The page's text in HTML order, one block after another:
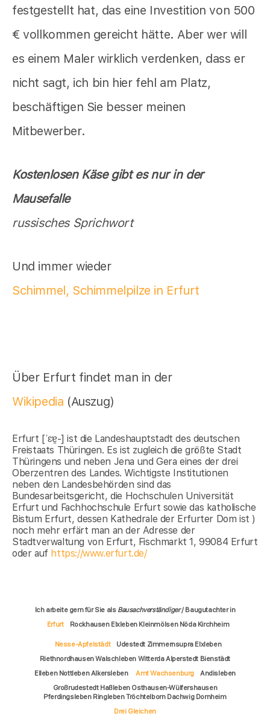
festgestellt hat, das eine Investition von 500
€ vollkommen gereicht hätte. Aber wer will
es einem Maler wirklich verdenken, dass er
nicht sagt, ich bin hier fehl am Platz,
beschäftigen Sie besser meinen
Mitbewerber.
Kostenlosen Käse gibt es nur in der
Mausefalle
russisches Sprichwort
Und immer wieder
Schimmel, Schimmelpilze in Erfurt
Über Erfurt findet man in der
Wikipedia (Auszug)
Erfurt [ˈɛɐ̯-] ist die Landeshauptstadt des deutschen
Freistaats Thüringen. Es ist zugleich die größte Stadt
Thüringens und neben Jena und Gera eines der drei
Oberzentren des Landes. Wichtigste Institutionen
neben den Landesbehörden sind das
Bundesarbeitsgericht, die Hochschulen Universität
Erfurt und Fachhochschule Erfurt sowie das katholische
Bistum Erfurt, dessen Kathedrale der Erfurter Dom ist )
noch mehr erfärt man an der Adresse der
Stadtverwaltung von Erfurt, Fischmarkt 1, 99084 Erfurt
oder auf https://www.erfurt.de/
Ich arbeite gern für Sie als Bausachverständiger/ Baugutachter in
Erfurt
Rockhausen Elxleben Kleinmölsen Nöda Kirchheim
Nesse-Apfelstädt
Udestedt Zimmernsupra Elxleben
Riethnordhausen Walschleben Witterda Alperstedt Bienstädt
Elleben Nottleben Alkersleben
Amt Wachsenburg
Andisleben
Großrudestedt Haßleben Osthausen-Wülfershausen
Pferdingsleben Ringleben Tröchtelborn Dachwig Dornheim
Drei Gleichen